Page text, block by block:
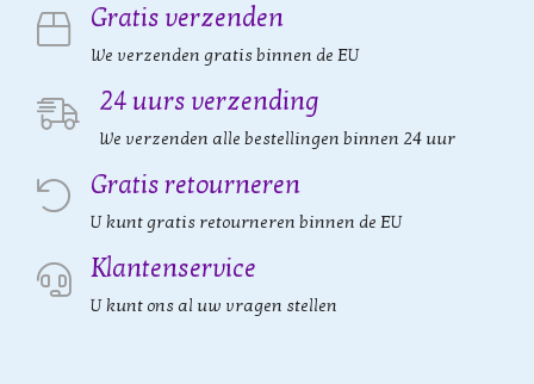
Gratis verzenden
We verzenden gratis binnen de EU
24 uurs verzending
We verzenden alle bestellingen binnen 24 uur
Gratis retourneren
U kunt gratis retourneren binnen de EU
Klantenservice
U kunt ons al uw vragen stellen